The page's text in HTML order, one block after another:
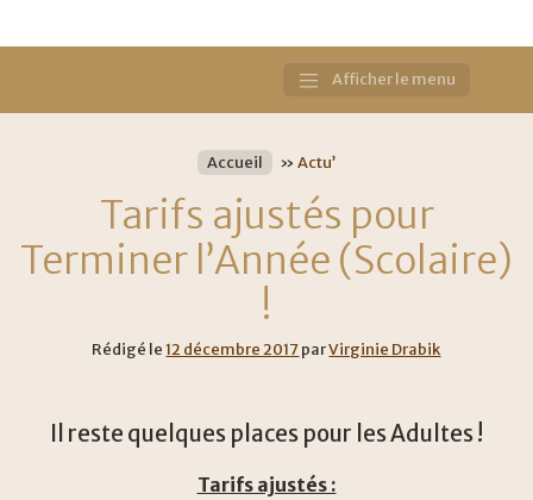
Navigation
Afficher le menu
Accueil » Actu’
Tarifs ajustés pour
Terminer l’Année (Scolaire)
!
Rédigé le12 décembre 2017parVirginie Drabik
Il reste quelques places pour les Adultes !
Tarifs ajustés :